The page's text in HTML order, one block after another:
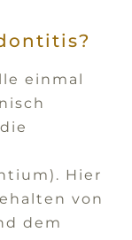
einmal
Hier
von
dem